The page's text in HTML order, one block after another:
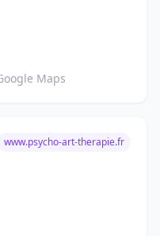
Maps
www.psycho-art-therapie.fr